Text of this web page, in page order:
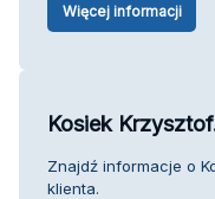
Więcej informacji
Kosiek
Znajdź informacje o
klienta.